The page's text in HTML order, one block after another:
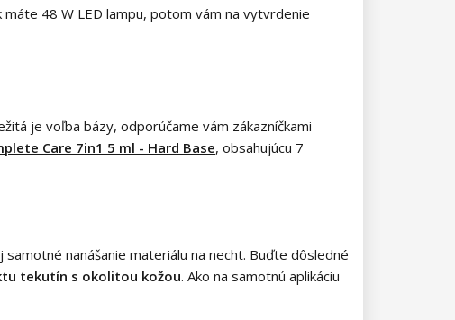
48 W LED lampu, potom vám na vytvrdenie
je voľba bázy, odporúčame vám zákazníčkami
Care 7in1 5 ml - Hard Base, obsahujúcu 7
nanášanie materiálu na necht. Buďte dôsledné
tekutín s okolitou kožou. Ako na samotnú aplikáciu